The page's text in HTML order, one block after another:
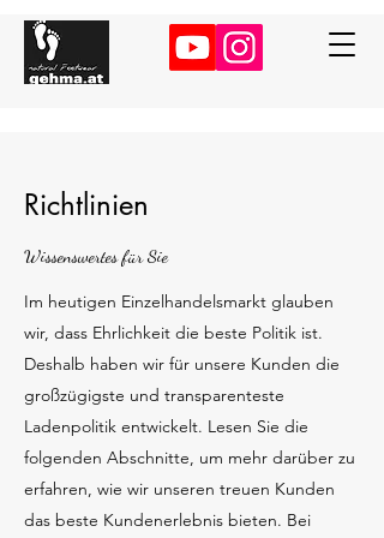
Richtlinien
Wissenswertes für Sie
Im heutigen Einzelhandelsmarkt glauben
wir, dass Ehrlichkeit die beste Politik ist.
Deshalb haben wir für unsere Kunden die
großzügigste und transparenteste
Ladenpolitik entwickelt. Lesen Sie die
folgenden Abschnitte, um mehr darüber zu
erfahren, wie wir unseren treuen Kunden
das beste Kundenerlebnis bieten. Bei